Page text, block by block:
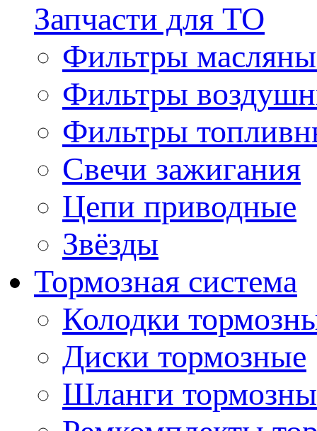
Запчасти для ТО
Фильтры
Фильтры
Фильтры
Свечи зажигания
Цепи приводные
Звёзды
Тормозная система
Колодки
Диски тормозные
Шланги